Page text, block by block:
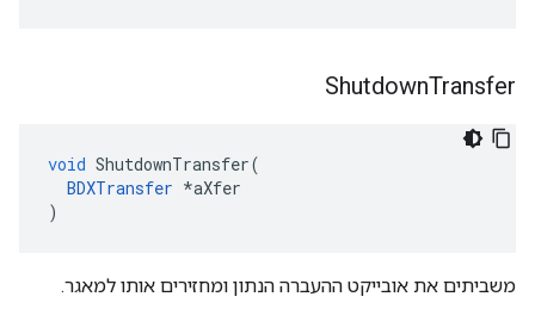
ShutdownTransfer
void ShutdownTransfer(
BDXTransfer *aXfer
)
משביתים את אובייקט ההעברה הנתון ומחזירים אותו למאגר.